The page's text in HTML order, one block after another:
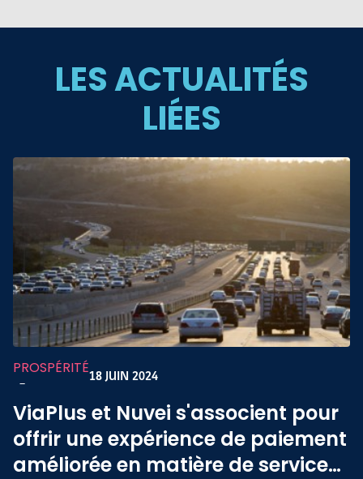
LES ACTUALITÉS
LIÉES
PROSPÉRITÉ
-
18 JUIN 2024
ViaPlus et Nuvei s'associent pour
offrir une expérience de paiement
améliorée en matière de services